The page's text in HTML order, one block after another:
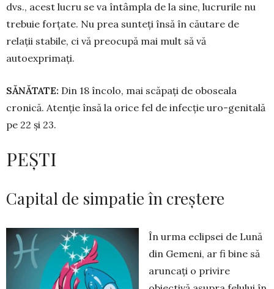
dvs., acest lucru se va întâmpla de la sine, lucrurile nu
trebuie forțate. Nu prea sunteți însă în căutare de
relații stabile, ci vă preocupă mai mult să vă
autoexprimați.
SĂNĂTATE: Din 18 încolo, mai scăpați de oboseala
cronică. Atenție însă la orice fel de infecție uro-genitală
pe 22 și 23.
PEȘTI
Capital de simpatie în creștere
În urma eclipsei de Lună
din Gemeni, ar fi bine să
aruncați o privire